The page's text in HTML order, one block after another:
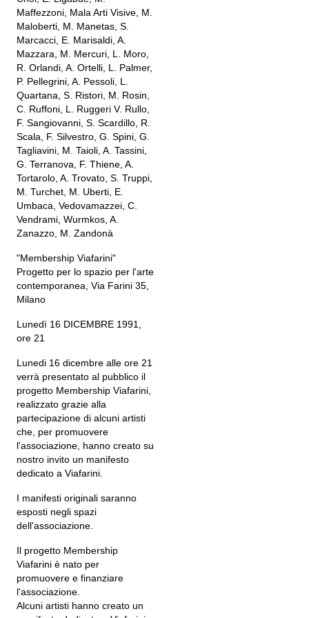
Maffezzoni, Mala Arti Visive, M.
Maloberti, M. Manetas, S.
Marcacci, E. Marisaldi, A.
Mazzara, M. Mercuri, L. Moro,
R. Orlandi, A. Ortelli, L. Palmer,
P. Pellegrini, A. Pessoli, L.
Quartana, S. Ristori, M. Rosin,
C. Ruffoni, L. Ruggeri V. Rullo,
F. Sangiovanni, S. Scardillo, R.
Scala, F. Silvestro, G. Spini, G.
Tagliavini, M. Taioli, A. Tassini,
G. Terranova, F. Thiene, A.
Tortarolo, A. Trovato, S. Truppi,
M. Turchet, M. Uberti, E.
Umbaca, Vedovamazzei, C.
Vendrami, Wurmkos, A.
Zanazzo, M. Zandonà
"Membership Viafarini"
Progetto per lo spazio per l'arte
contemporanea, Via Farini 35,
Milano
Lunedì 16 DICEMBRE 1991,
ore 21
Lunedi 16 dicembre alle ore 21
verrà presentato al pubblico il
progetto Membership Viafarini,
realizzato grazie alla
partecipazione di alcuni artisti
che, per promuovere
l'associazione, hanno creato su
nostro invito un manifesto
dedicato a Viafarini.
I manifesti originali saranno
esposti negli spazi
dell'associazione.
Il progetto Membership
Viafarini è nato per
promuovere e finanziare
l'associazione.
Alcuni artisti hanno creato un